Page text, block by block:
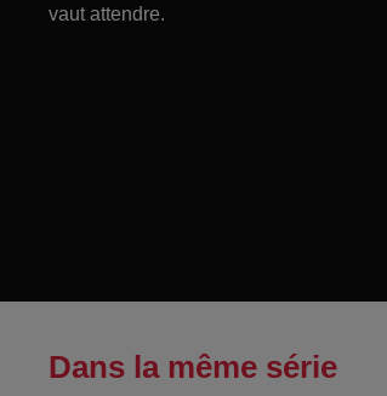
vaut attendre.
Dans la même série